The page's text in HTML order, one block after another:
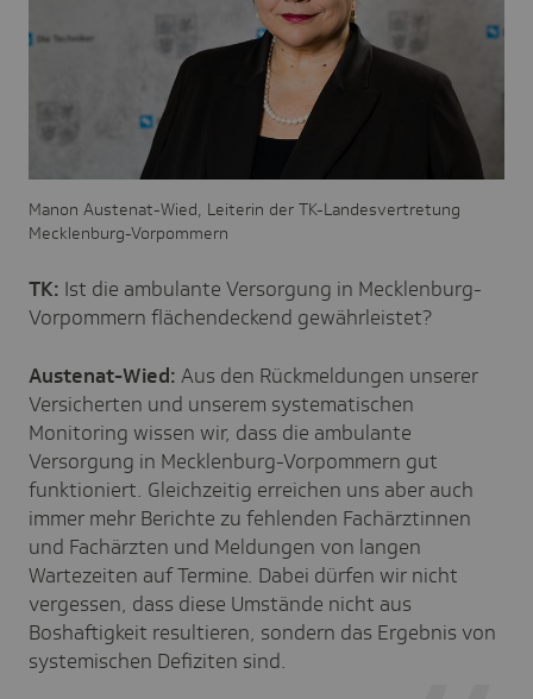
Manon Austenat-Wied, Leiterin der TK-Landesvertretung
Mecklenburg-Vorpommern
TK: Ist die ambulante Versorgung in Mecklenburg-
Vorpommern flächendeckend gewährleistet?
Austenat-Wied: Aus den Rückmeldungen unserer
Versicherten und unserem systematischen
Monitoring wissen wir, dass die ambulante
Versorgung in Mecklenburg-Vorpommern gut
funktioniert. Gleichzeitig erreichen uns aber auch
immer mehr Berichte zu fehlenden Fachärztinnen
und Fachärzten und Meldungen von langen
Wartezeiten auf Termine. Dabei dürfen wir nicht
vergessen, dass diese Umstände nicht aus
Boshaftigkeit resultieren, sondern das Ergebnis von
systemischen Defiziten sind.